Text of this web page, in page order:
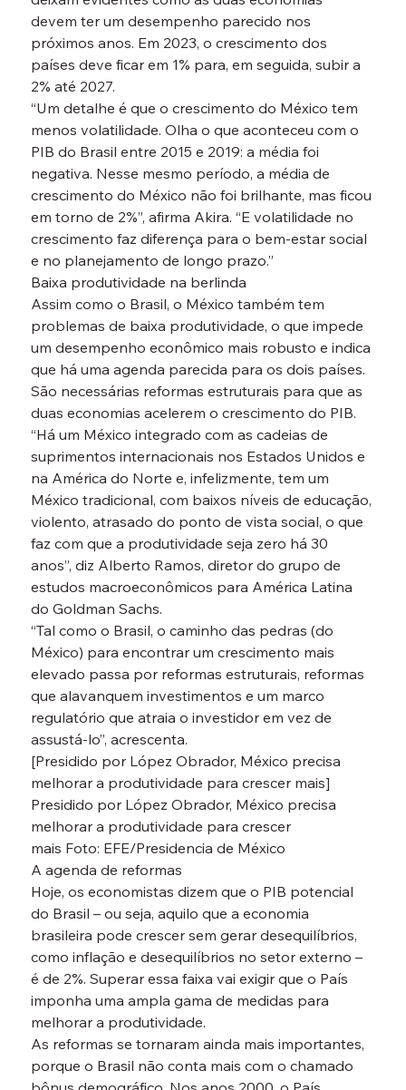
devem ter um desempenho parecido nos
próximos anos. Em 2023, o crescimento dos
países deve ficar em 1% para, em seguida, subir a
2% até 2027.
“Um detalhe é que o crescimento do México tem
menos volatilidade. Olha o que aconteceu com o
PIB do Brasil entre 2015 e 2019: a média foi
negativa. Nesse mesmo período, a média de
crescimento do México não foi brilhante, mas ficou
em torno de 2%”, afirma Akira. “E volatilidade no
crescimento faz diferença para o bem-estar social
e no planejamento de longo prazo.”
Baixa produtividade na berlinda
Assim como o Brasil, o México também tem
problemas de baixa produtividade, o que impede
um desempenho econômico mais robusto e indica
que há uma agenda parecida para os dois países.
São necessárias reformas estruturais para que as
duas economias acelerem o crescimento do PIB.
“Há um México integrado com as cadeias de
suprimentos internacionais nos Estados Unidos e
na América do Norte e, infelizmente, tem um
México tradicional, com baixos níveis de educação,
violento, atrasado do ponto de vista social, o que
faz com que a produtividade seja zero há 30
anos”, diz Alberto Ramos, diretor do grupo de
estudos macroeconômicos para América Latina
do Goldman Sachs.
“Tal como o Brasil, o caminho das pedras (do
México) para encontrar um crescimento mais
elevado passa por reformas estruturais, reformas
que alavanquem investimentos e um marco
regulatório que atraia o investidor em vez de
assustá-lo”, acrescenta.
[Presidido por López Obrador, México precisa
melhorar a produtividade para crescer mais]
Presidido por López Obrador, México precisa
melhorar a produtividade para crescer
mais Foto: EFE/Presidencia de México
A agenda de reformas
Hoje, os economistas dizem que o PIB potencial
do Brasil – ou seja, aquilo que a economia
brasileira pode crescer sem gerar desequilíbrios,
como inflação e desequilíbrios no setor externo –
é de 2%. Superar essa faixa vai exigir que o País
imponha uma ampla gama de medidas para
melhorar a produtividade.
As reformas se tornaram ainda mais importantes,
porque o Brasil não conta mais com o chamado